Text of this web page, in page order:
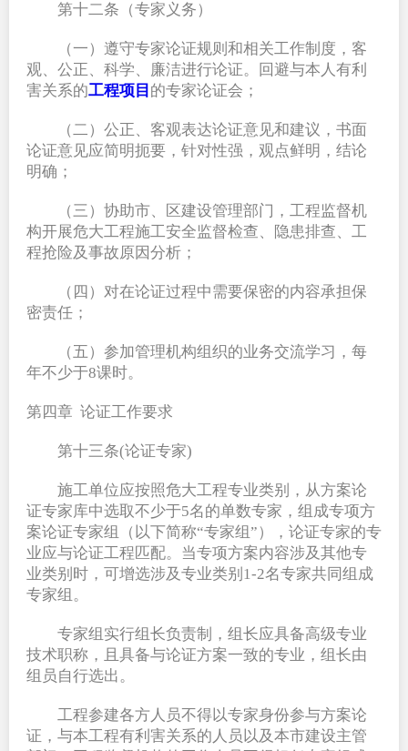
第十二条（专家义务）
（一）遵守专家论证规则和相关工作制度，客
观、公正、科学、廉洁进行论证。回避与本人有利
害关系的工程项目 的专家论证会；
（二）公正、客观表达论证意见和建议，书面
论证意见应简明扼要，针对性强，观点鲜明，结论
明确；
（三）协助市、区建设管理部门，工程监督机
构开展危大工程施工安全监督检查、隐患排查、工
程抢险及事故原因分析；
（四）对在论证过程中需要保密的内容承担保
密责任；
（五）参加管理机构组织的业务交流学习，每
年不少于8课时。
第四章  论证工作要求
第十三条(论证专家)
施工单位应按照危大工程专业类别，从方案论
证专家库中选取不少于5名的单数专家，组成专项方
案论证专家组（以下简称“专家组”），论证专家的专
业应与论证工程匹配。当专项方案内容涉及其他专
业类别时，可增选涉及专业类别1-2名专家共同组成
专家组。
专家组实行组长负责制，组长应具备高级专业
技术职称，且具备与论证方案一致的专业，组长由
组员自行选出。
工程参建各方人员不得以专家身份参与方案论
证，与本工程有利害关系的人员以及本市建设主管